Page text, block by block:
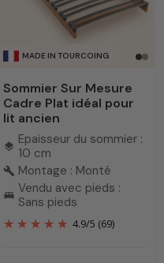
les personnes à la
compromis sur le
est simple :
à votre lit, et non
MADE IN TOURCOING
Sommier Sur Mesure
Cadre Plat idéal pour
lit ancien
layers Epaisseur du sommier :
10 cm
build Montage : Monté
king_bed Vendu avec pieds :
Sans pieds
4.9/5 (69)